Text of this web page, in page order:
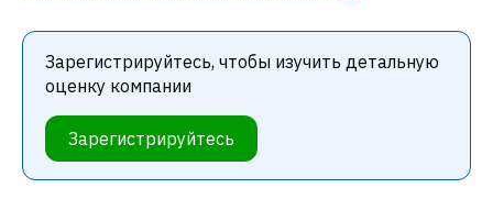
Зарегистрируйтесь, чтобы изучить детальную
оценку компании
Зарегистрируйтесь